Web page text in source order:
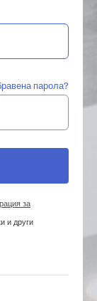
парола?
за
и други